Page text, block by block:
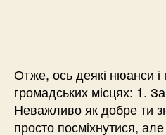
Отже, ось деякі нюанси
громадських місцях: 1.
Неважливо як добре ти
просто посміхнутися,